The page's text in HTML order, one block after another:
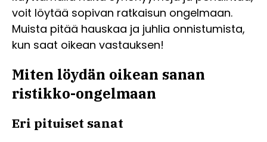
voit löytää sopivan ratkaisun ongelmaan.
Muista pitää hauskaa ja juhlia onnistumista,
kun saat oikean vastauksen!
Miten löydän oikean sanan
ristikko-ongelmaan
Eri pituiset sanat